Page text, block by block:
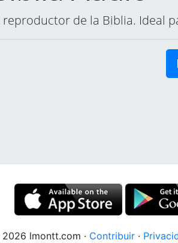
reproductor de la Biblia. Ideal
lmontt.com · Contribuir ·